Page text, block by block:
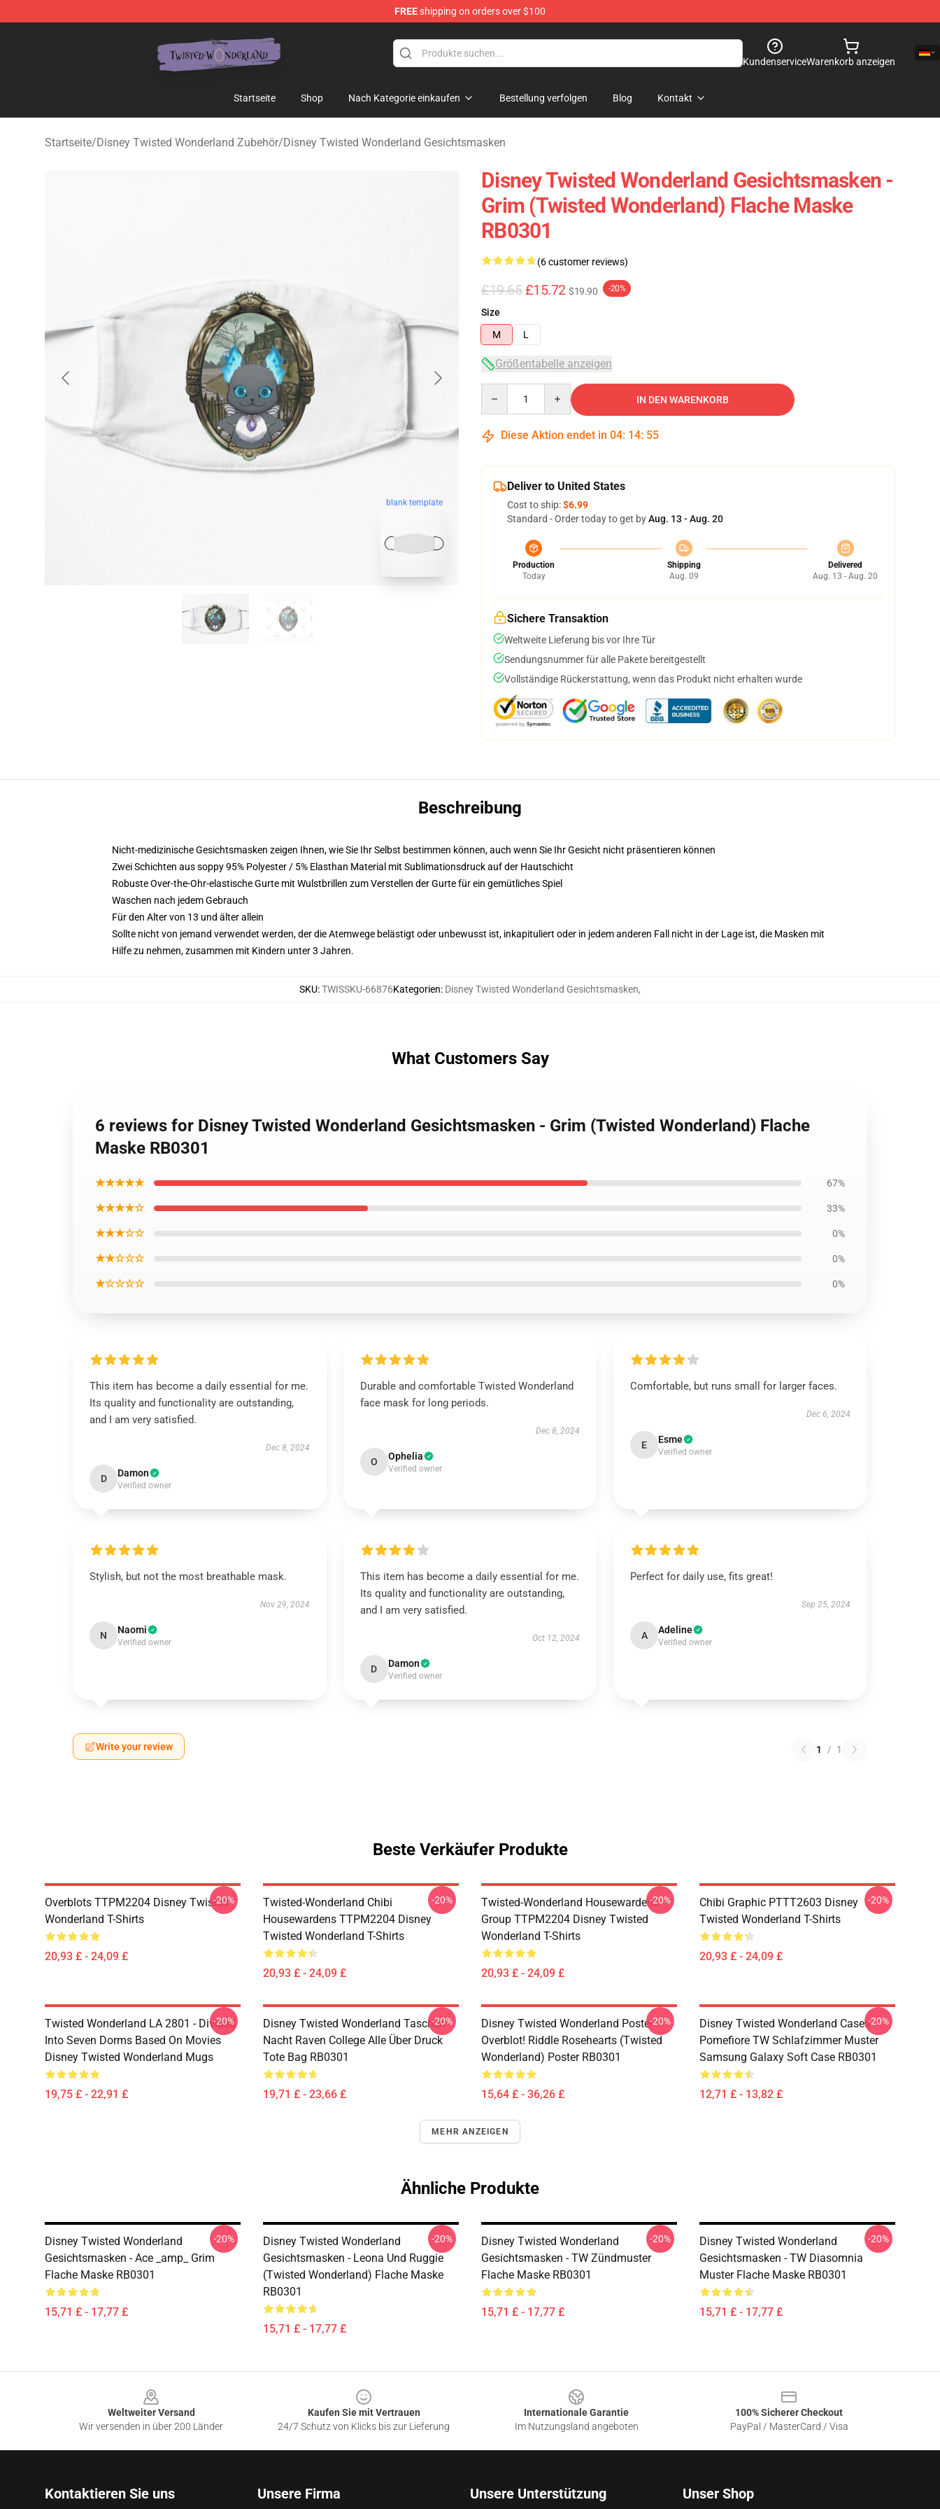
FREEshipping on orders over $100
KundenserviceWarenkorb anzeigen
Startseite Shop Nach Kategorie einkaufen Bestellung verfolgen Blog Kontakt
Startseite/Disney Twisted Wonderland Zubehör/Disney Twisted Wonderland Gesichtsmasken
blank template
Disney Twisted Wonderland Gesichtsmasken -
Grim (Twisted Wonderland) Flache Maske
RB0301
(6 customer reviews)
£19.65 £15.72 $19.90 -20%
Size
M
L
Größentabelle anzeigen
IN DEN WARENKORB
Diese Aktion endet in 04: 14: 54
Deliver to United States
Cost to ship:$6.99
Standard - Order today to get byAug. 13 - Aug. 20
Production
Today
Shipping
Aug. 09
Delivered
Aug. 13 - Aug. 20
Sichere Transaktion
Weltweite Lieferung bis vor Ihre Tür
Sendungsnummer für alle Pakete bereitgestellt
Vollständige Rückerstattung, wenn das Produkt nicht erhalten wurde
Beschreibung
Nicht-medizinische Gesichtsmasken zeigen Ihnen, wie Sie Ihr Selbst bestimmen können, auch wenn Sie Ihr Gesicht nicht präsentieren können
Zwei Schichten aus soppy 95% Polyester / 5% Elasthan Material mit Sublimationsdruck auf der Hautschicht
Robuste Over-the-Ohr-elastische Gurte mit Wulstbrillen zum Verstellen der Gurte für ein gemütliches Spiel
Waschen nach jedem Gebrauch
Für den Alter von 13 und älter allein
Sollte nicht von jemand verwendet werden, der die Atemwege belästigt oder unbewusst ist, inkapituliert oder in jedem anderen Fall nicht in der Lage ist, die Masken mit
Hilfe zu nehmen, zusammen mit Kindern unter 3 Jahren.
SKU:TWISSKU-66876Kategorien: Disney Twisted Wonderland Gesichtsmasken,
What Customers Say
6 reviews for Disney Twisted Wonderland Gesichtsmasken - Grim (Twisted Wonderland) Flache
Maske RB0301
★★★★★ 67%
★★★★☆ 33%
★★★☆☆ 0%
★★☆☆☆ 0%
★☆☆☆☆ 0%
This item has become a daily essential for me.
Its quality and functionality are outstanding,
and I am very satisfied.
Dec 8, 2024
D Damon
Verified owner
Durable and comfortable Twisted Wonderland
face mask for long periods.
Dec 8, 2024
O Ophelia
Verified owner
Comfortable, but runs small for larger faces.
Dec 6, 2024
E Esme
Verified owner
Stylish, but not the most breathable mask.
Nov 29, 2024
N Naomi
Verified owner
This item has become a daily essential for me.
Its quality and functionality are outstanding,
and I am very satisfied.
Oct 12, 2024
D Damon
Verified owner
Perfect for daily use, fits great!
Sep 25, 2024
A Adeline
Verified owner
Write your review 1 / 1
Beste Verkäufer Produkte
Overblots TTPM2204 Disney Twisted
Wonderland T-Shirts
20,93 £ - 24,09 £
-20%
Twisted-Wonderland Chibi
Housewardens TTPM2204 Disney
Twisted Wonderland T-Shirts
20,93 £ - 24,09 £
-20%
Twisted-Wonderland Housewardens
Group TTPM2204 Disney Twisted
Wonderland T-Shirts
20,93 £ - 24,09 £
-20%
Chibi Graphic PTTT2603 Disney
Twisted Wonderland T-Shirts
20,93 £ - 24,09 £
-20%
Twisted Wonderland LA 2801 - Divided
Into Seven Dorms Based On Movies
Disney Twisted Wonderland Mugs
19,75 £ - 22,91 £
-20%
Disney Twisted Wonderland Taschen -
Nacht Raven College Alle Über Druck
Tote Bag RB0301
19,71 £ - 23,66 £
-20%
Disney Twisted Wonderland Poster -
Overblot! Riddle Rosehearts (Twisted
Wonderland) Poster RB0301
15,64 £ - 36,26 £
-20%
Disney Twisted Wonderland Cases -
Pomefiore TW Schlafzimmer Muster
Samsung Galaxy Soft Case RB0301
12,71 £ - 13,82 £
-20%
MEHR ANZEIGEN
Ähnliche Produkte
Disney Twisted Wonderland
Gesichtsmasken - Ace _amp_ Grim
Flache Maske RB0301
15,71 £ - 17,77 £
-20%
Disney Twisted Wonderland
Gesichtsmasken - Leona Und Ruggie
(Twisted Wonderland) Flache Maske
RB0301
15,71 £ - 17,77 £
-20%
Disney Twisted Wonderland
Gesichtsmasken - TW Zündmuster
Flache Maske RB0301
15,71 £ - 17,77 £
-20%
Disney Twisted Wonderland
Gesichtsmasken - TW Diasomnia
Muster Flache Maske RB0301
15,71 £ - 17,77 £
-20%
Weltweiter Versand
Wir versenden in über 200 Länder
Kaufen Sie mit Vertrauen
24/7 Schutz von Klicks bis zur Lieferung
Internationale Garantie
Im Nutzungsland angeboten
100% Sicherer Checkout
PayPal / MasterCard / Visa
Kontaktieren Sie uns Unsere Firma Unsere Unterstützung Unser Shop